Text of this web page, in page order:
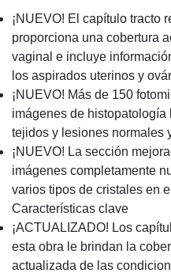
¡NUEVO! El capítulo tracto
proporciona una cobertura
vaginal e incluye
los aspirados uterinos y
¡NUEVO! Más de 150
imágenes de
tejidos y lesiones normales
¡NUEVO! La sección
imágenes completamente
varios tipos de cristales en
Características clave
¡ACTUALIZADO! Los
esta obra le brindan la
actualizada de las